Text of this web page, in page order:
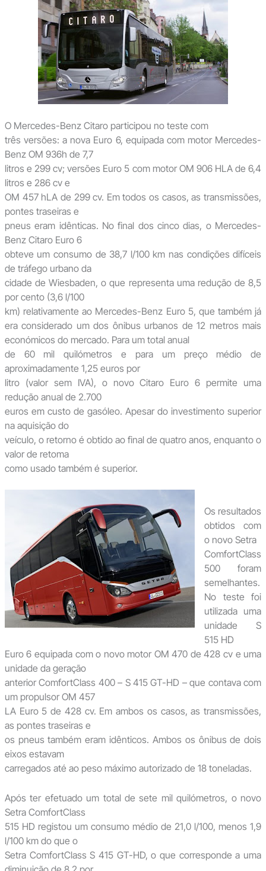
O Mercedes-Benz Citaro participou no teste com
três versões: a nova Euro 6, equipada com motor Mercedes-
Benz OM 936h de 7,7
litros e 299 cv; versões Euro 5 com motor OM 906 HLA de 6,4
litros e 286 cv e
OM 457 hLA de 299 cv. Em todos os casos, as transmissões,
pontes traseiras e
pneus eram idênticas. No final dos cinco dias, o Mercedes-
Benz Citaro Euro 6
obteve um consumo de 38,7 l/100 km nas condições difíceis
de tráfego urbano da
cidade de Wiesbaden, o que representa uma redução de 8,5
por cento (3,6 l/100
km) relativamente ao Mercedes-Benz Euro 5, que também já
era considerado um dos ônibus urbanos de 12 metros mais
económicos do mercado. Para um total anual
de 60 mil quilómetros e para um preço médio de
aproximadamente 1,25 euros por
litro (valor sem IVA), o novo Citaro Euro 6 permite uma
redução anual de 2.700
euros em custo de gasóleo. Apesar do investimento superior
na aquisição do
veículo, o retorno é obtido ao final de quatro anos, enquanto o
valor de retoma
como usado também é superior.
Os resultados
obtidos com
o novo Setra
ComfortClass
500 foram
semelhantes.
No teste foi
utilizada uma
unidade S
515 HD
Euro 6 equipada com o novo motor OM 470 de 428 cv e uma
unidade da geração
anterior ComfortClass 400 – S 415 GT-HD – que contava com
um propulsor OM 457
LA Euro 5 de 428 cv. Em ambos os casos, as transmissões,
as pontes traseiras e
os pneus também eram idênticos. Ambos os ônibus de dois
eixos estavam
carregados até ao peso máximo autorizado de 18 toneladas.
Após ter efetuado um total de sete mil quilómetros, o novo
Setra ComfortClass
515 HD registou um consumo médio de 21,0 l/100, menos 1,9
l/100 km do que o
Setra ComfortClass S 415 GT-HD, o que corresponde a uma